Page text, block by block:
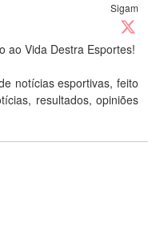
Sigam
ao Vida Destra Esportes!
notícias esportivas, feito
resultados, opiniões